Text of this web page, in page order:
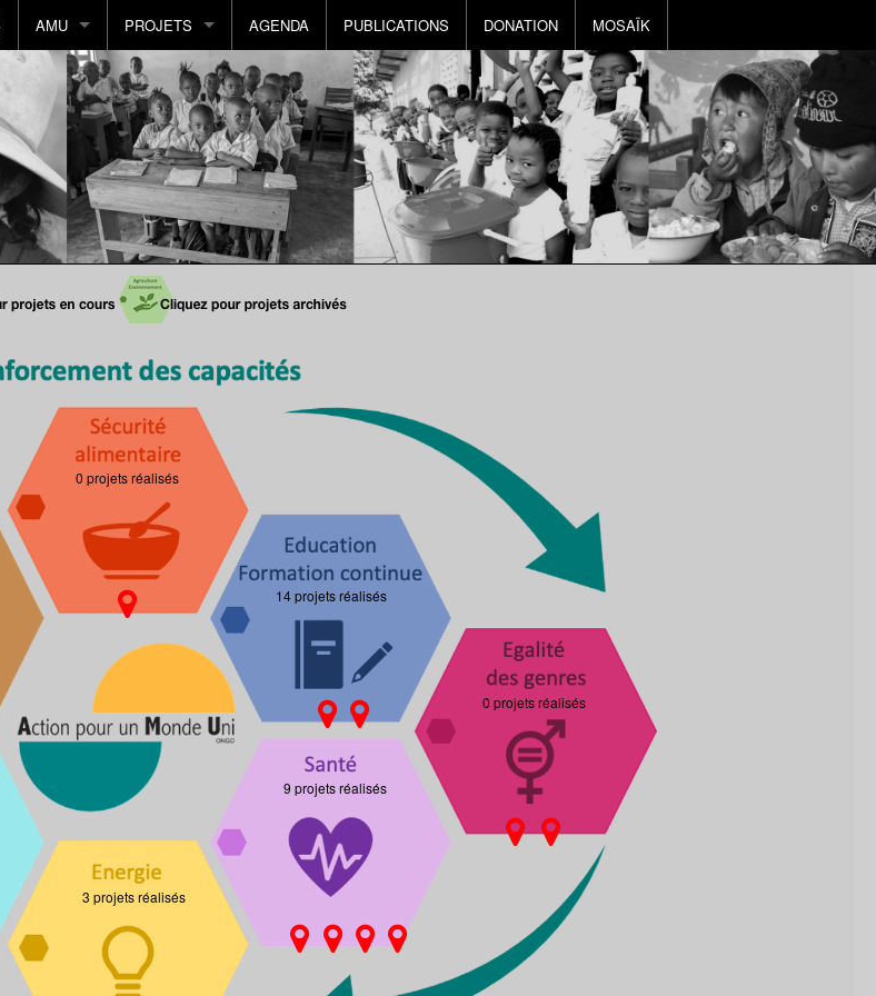
AMU
Histoire de AMU
Notre Mission
Nous contacter
Nous soutenir
PROJETS
Projets en cours
Projets réalisés
par pays
par catégorie Vue géographique
Vue catégorie d'intervention
Visite d'un projet
Volontariat
AMUforKIDS
AGENDA PUBLICATIONS DONATION MOSAÏK
9 projets réalisés
3 projets réalisés
0 projets réalisés
14 projets réalisés
0 projets réalisés